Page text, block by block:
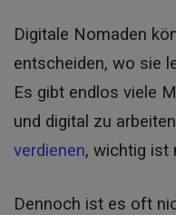
Digitale Nomaden
entscheiden, wo sie
Es gibt endlos viele
und digital zu
verdienen, wichtig ist
Dennoch ist es oft